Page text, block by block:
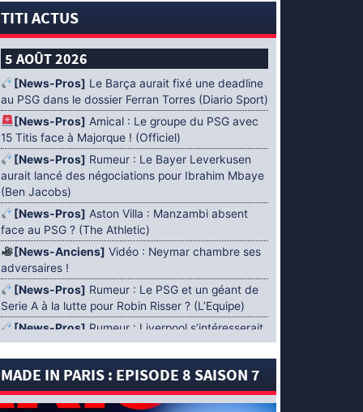
TITI ACTUS
5 AOÛT 2026
[News-Pros] Le Barça aurait fixé une deadline
au PSG dans le dossier Ferran Torres (Diario Sport)
[News-Pros] Amical : Le groupe du PSG avec
15 Titis face à Majorque ! (Officiel)
[News-Pros] Rumeur : Le Bayer Leverkusen
aurait lancé des négociations pour Ibrahim Mbaye
(Ben Jacobs)
[News-Pros] Aston Villa : Manzambi absent
face au PSG ? (The Athletic)
[News-Anciens] Vidéo : Neymar chambre ses
adversaires !
[News-Pros] Rumeur : Le PSG et un géant de
Serie A à la lutte pour Robin Risser ? (L’Equipe)
[News-Pros] Rumeur : Liverpool s’intéresserait
à Ibrahim Mbaye en plus de Bradley Barcola
(Fabrizio Romano)
[News-Pros]Rumeur : Accord contractuel
trouvé entre le PSG et Mika Godts (Fabrizio
MADE IN PARIS : EPISODE 8 SAISON 7